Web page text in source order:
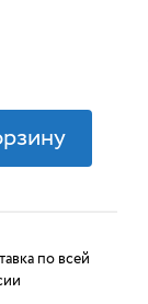
по всей